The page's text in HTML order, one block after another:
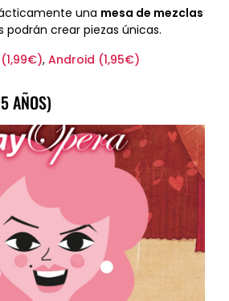
una mesa de mezclas
podrán crear piezas únicas.
, Android (1,95€)
AÑOS)